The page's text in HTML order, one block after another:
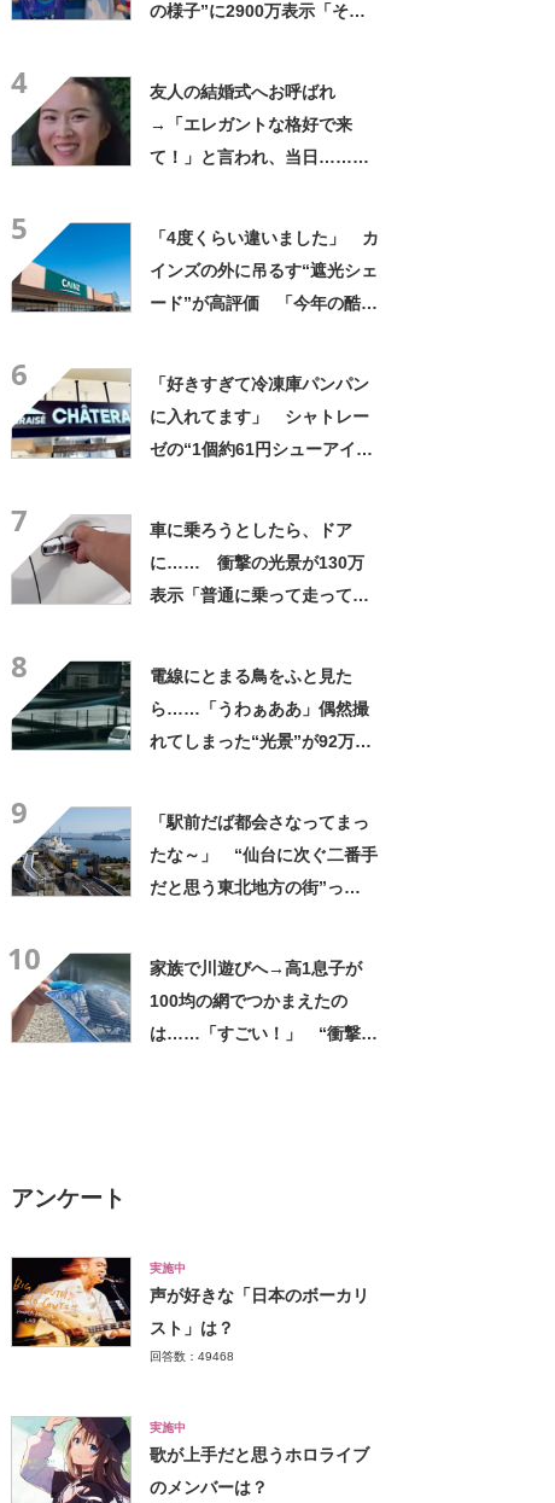
の様子”に2900万表示「そう
4
友人の結婚式へお呼ばれ
→「エレガントな格好で来
て！」と言われ、当日……ま
5
「4度くらい違いました」 カ
インズの外に吊るす“遮光シェ
ード”が高評価 「今年の酷暑
6
「好きすぎて冷凍庫パンパン
に入れてます」 シャトレー
ゼの“1個約61円シューアイ
7
車に乗ろうとしたら、ドア
に…… 衝撃の光景が130万
表示「普通に乗って走ってた
8
電線にとまる鳥をふと見た
ら……「うわぁああ」偶然撮
れてしまった“光景”が92万再
9
「駅前だば都会さなってまっ
たな～」 “仙台に次ぐ二番手
だと思う東北地方の街”っ
10
家族で川遊びへ→高1息子が
100均の網でつかまえたの
は……「すごい！」 “衝撃の
アンケート
実施中
声が好きな「日本のボーカリ
スト」は？
回答数：49468
実施中
歌が上手だと思うホロライブ
のメンバーは？